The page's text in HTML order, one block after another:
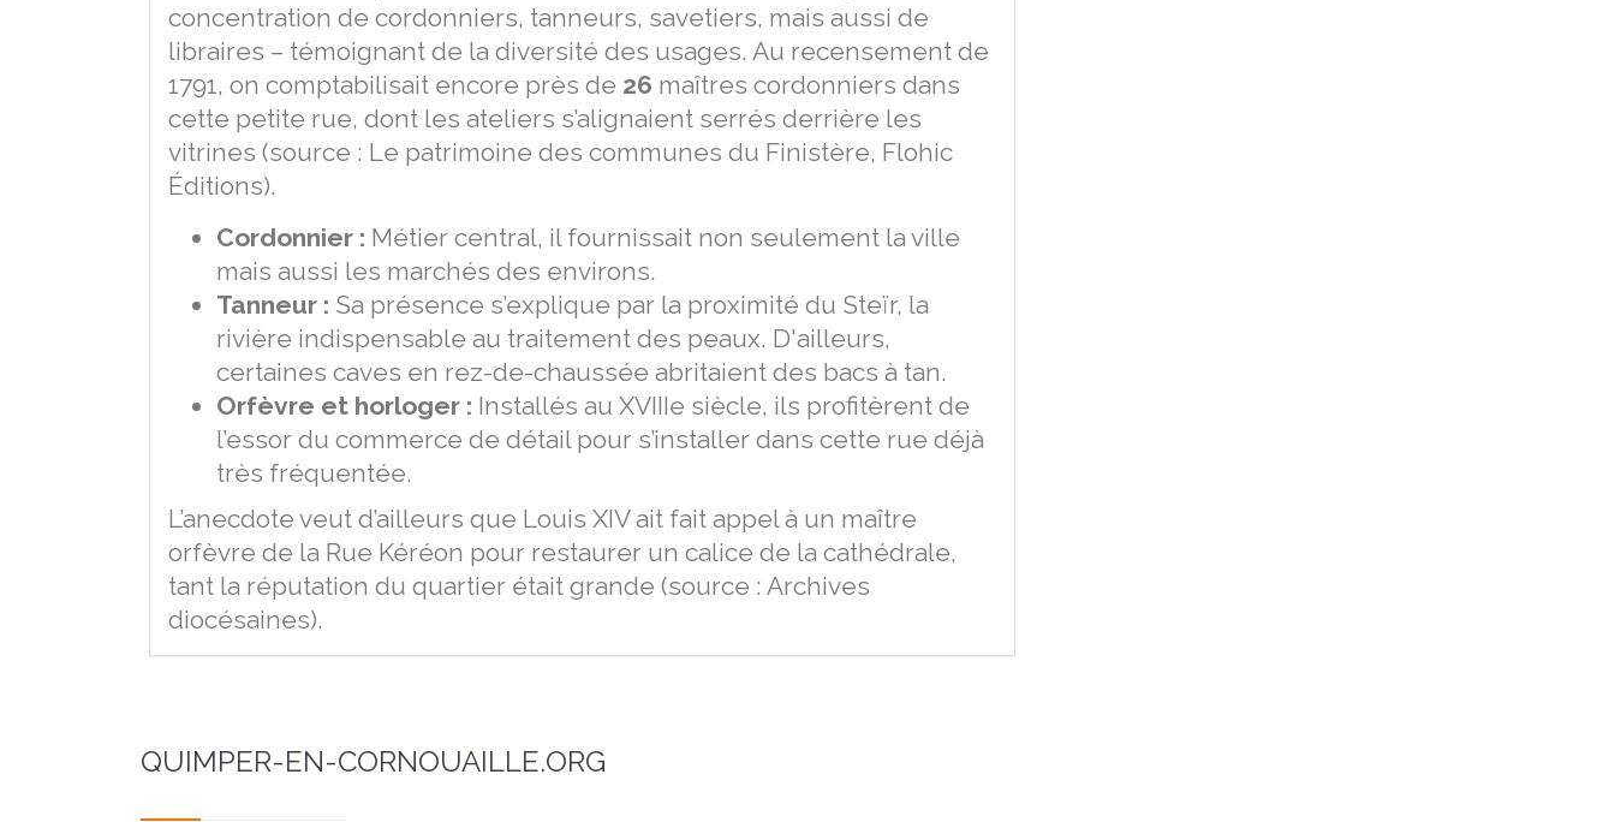
concentration de cordonniers, tanneurs, savetiers, mais aussi de
libraires – témoignant de la diversité des usages. Au recensement de
1791, on comptabilisait encore près de 26 maîtres cordonniers dans
cette petite rue, dont les ateliers s’alignaient serrés derrière les
vitrines (source : Le patrimoine des communes du Finistère, Flohic
Éditions).
Cordonnier : Métier central, il fournissait non seulement la ville
mais aussi les marchés des environs.
Tanneur : Sa présence s’explique par la proximité du Steïr, la
rivière indispensable au traitement des peaux. D'ailleurs,
certaines caves en rez-de-chaussée abritaient des bacs à tan.
Orfèvre et horloger : Installés au XVIIIe siècle, ils profitèrent de
l’essor du commerce de détail pour s’installer dans cette rue déjà
très fréquentée.
L’anecdote veut d’ailleurs que Louis XIV ait fait appel à un maître
orfèvre de la Rue Kéréon pour restaurer un calice de la cathédrale,
tant la réputation du quartier était grande (source : Archives
diocésaines).
QUIMPER-EN-CORNOUAILLE.ORG